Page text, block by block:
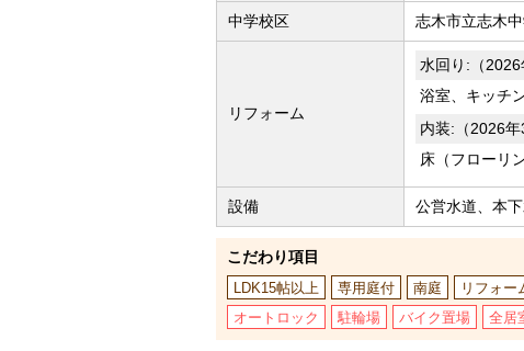
中学校区 志木市立志木
リフォーム
水回り:（
浴室、キッチ
内装:（2026
床（フローリ
設備 公営水道、本
こだわり項目
LDK15帖以上 専用庭付 南庭 リフォー
オートロック
駐輪場 バイク置場 全居